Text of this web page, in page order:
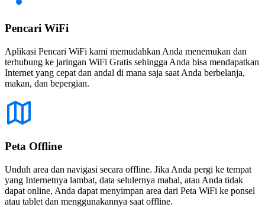
Pencari WiFi
Aplikasi Pencari WiFi kami memudahkan Anda menemukan dan
terhubung ke jaringan WiFi Gratis sehingga Anda bisa mendapatkan
Internet yang cepat dan andal di mana saja saat Anda berbelanja,
makan, dan bepergian.
Peta Offline
Unduh area dan navigasi secara offline. Jika Anda pergi ke tempat
yang Internetnya lambat, data selulernya mahal, atau Anda tidak
dapat online, Anda dapat menyimpan area dari Peta WiFi ke ponsel
atau tablet dan menggunakannya saat offline.